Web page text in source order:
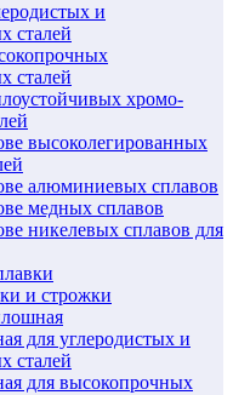
и
сталей
сталей
хромо-
высоколегированных
алюминиевых сплавов
медных сплавов
никелевых сплавов для
и строжки
для углеродистых и
сталей
для высокопрочных